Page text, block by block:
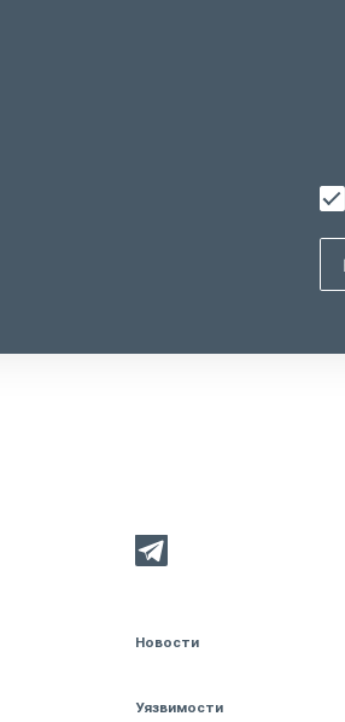
Новости
Уязвимости